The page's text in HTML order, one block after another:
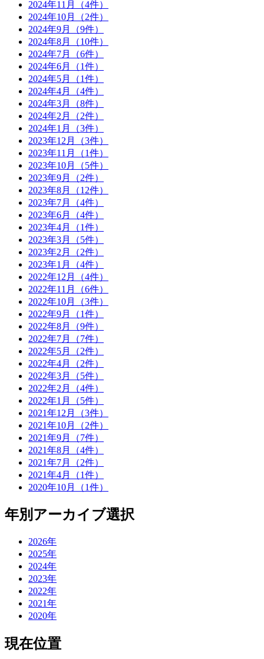
2024年11月（4件）
2024年10月（2件）
2024年9月（9件）
2024年8月（10件）
2024年7月（6件）
2024年6月（1件）
2024年5月（1件）
2024年4月（4件）
2024年3月（8件）
2024年2月（2件）
2024年1月（3件）
2023年12月（3件）
2023年11月（1件）
2023年10月（5件）
2023年9月（2件）
2023年8月（12件）
2023年7月（4件）
2023年6月（4件）
2023年4月（1件）
2023年3月（5件）
2023年2月（2件）
2023年1月（4件）
2022年12月（4件）
2022年11月（6件）
2022年10月（3件）
2022年9月（1件）
2022年8月（9件）
2022年7月（7件）
2022年5月（2件）
2022年4月（2件）
2022年3月（5件）
2022年2月（4件）
2022年1月（5件）
2021年12月（3件）
2021年10月（2件）
2021年9月（7件）
2021年8月（4件）
2021年7月（2件）
2021年4月（1件）
2020年10月（1件）
年別アーカイブ選択
2026年
2025年
2024年
2023年
2022年
2021年
2020年
現在位置